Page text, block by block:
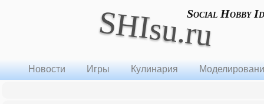
SHIsu.ruSocial Hobby
Новости Игры Кулинария